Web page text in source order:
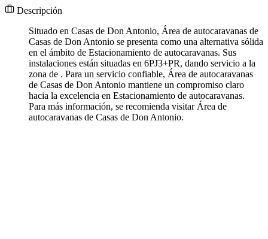
Descripción
Situado en Casas de Don Antonio, Área de autocaravanas de
Casas de Don Antonio se presenta como una alternativa sólida
en el ámbito de Estacionamiento de autocaravanas. Sus
instalaciones están situadas en 6PJ3+PR, dando servicio a la
zona de . Para un servicio confiable, Área de autocaravanas
de Casas de Don Antonio mantiene un compromiso claro
hacia la excelencia en Estacionamiento de autocaravanas.
Para más información, se recomienda visitar Área de
autocaravanas de Casas de Don Antonio.